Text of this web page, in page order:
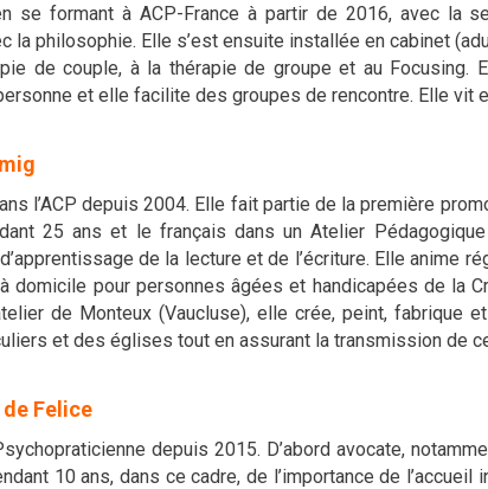
se formant à ACP-France à partir de 2016, avec la
la philosophie. Elle s’est ensuite installée en cabinet
de couple, à la thérapie de groupe et au Focusing.
et elle facilite des groupes de rencontre. Elle vit
l’ACP depuis 2004. Elle fait partie de la première
25 ans et le français dans un Atelier
de la lecture et de l’écriture. Elle anime
domicile pour personnes âgées et handicapées de la
de Monteux (Vaucluse), elle crée, peint, fabrique
et des églises tout en assurant la transmission de
Felice
depuis 2015. D’abord avocate,
10 ans, dans ce cadre, de l’importance de